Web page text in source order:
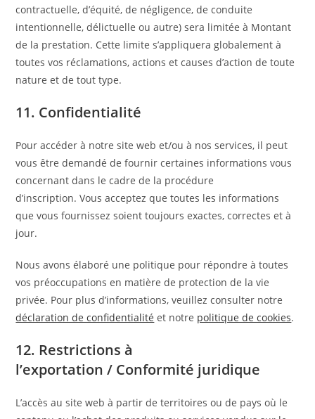
contractuelle, d’équité, de négligence, de conduite
intentionnelle, délictuelle ou autre) sera limitée à Montant
de la prestation. Cette limite s’appliquera globalement à
toutes vos réclamations, actions et causes d’action de toute
nature et de tout type.
11. Confidentialité
Pour accéder à notre site web et/ou à nos services, il peut
vous être demandé de fournir certaines informations vous
concernant dans le cadre de la procédure
d’inscription. Vous acceptez que toutes les informations
que vous fournissez soient toujours exactes, correctes et à
jour.
Nous avons élaboré une politique pour répondre à toutes
vos préoccupations en matière de protection de la vie
privée. Pour plus d’informations, veuillez consulter notre
déclaration de confidentialité et notre politique de cookies.
12. Restrictions à
l’exportation / Conformité juridique
L’accès au site web à partir de territoires ou de pays où le